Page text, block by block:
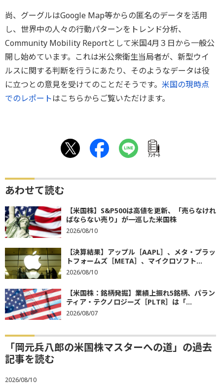
尚、グーグルはGoogle Map等からの匿名のデータを活用
し、世界中の人々の行動パターンをトレンド分析、
Community Mobility Reportとして米国4月３日から一般公
開し始めています。これは米公衆衛生当局者が、新型ウイ
ルスに関する判断を行うにあたり、そのようなデータは役
に立つとの意見を受けてのことだそうです。 米国の現時点
でのレポートはこちらからご覧いただけます。
ｱﾝｹｰﾄ
あわせて読む
【米国株】S&P500は高値を更新、「売らなけれ
ばならない売り」が一巡した米国株
2026/08/10
【決算結果】アップル［AAPL］、メタ・プラッ
トフォームズ［META］、マイクロソフト...
2026/08/10
【米国株：銘柄発掘】業績上振れ5銘柄、パラン
ティア・テクノロジーズ［PLTR］は「...
2026/08/07
「岡元兵八郎の米国株マスターへの道」の過去
記事を読む
2026/08/10